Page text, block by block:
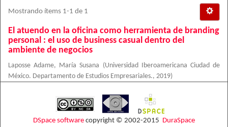
Mostrando ítems 1-1 de 1
El atuendo en la oficina como herramienta de branding
personal : el uso de business casual dentro del
ambiente de negocios
Laposse Adame, María Susana (Universidad Iberoamericana Ciudad de
México. Departamento de Estudios Empresariales., 2019)
DSpace software copyright © 2002-2015 DuraSpace